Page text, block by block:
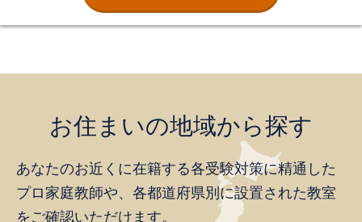
お住まいの地域から探す
あなたのお近くに在籍する各受験対策に精通した
プロ家庭教師や、 各都道府県別に設置された教室
をご確認いただけます。